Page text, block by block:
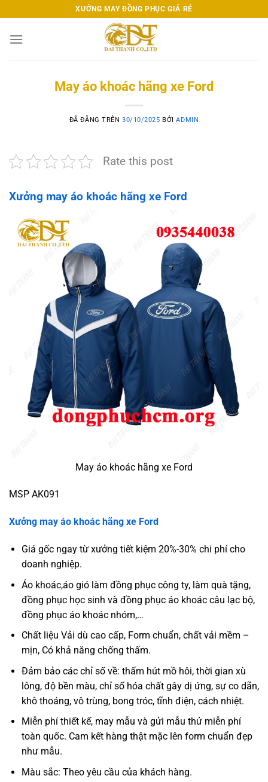
đến
nội
XƯỞNG MAY ĐỒNG PHỤC GIÁ RẺ
May áo khoác hãng xe Ford
ĐÃ ĐĂNG TRÊN30/10/2025 BỞIADMIN
Rate this post
Xưởng may áo khoác hãng xe Ford
May áo khoác hãng xe Ford
MSP AK091
Xưởng may áo khoác hãng xe Ford
Giá gốc ngay từ xưởng tiết kiệm 20%-30% chi phí cho
doanh nghiệp.
Áo khoác,áo gió làm đồng phục công ty, làm quà tặng,
đồng phục học sinh và đồng phục áo khoác câu lạc bộ,
đồng phục áo khoác nhóm,…
Chất liệu Vải dù cao cấp, Form chuẩn, chất vải mềm –
mịn, Có khả năng chống thấm.
Đảm bảo các chỉ số về: thấm hút mồ hôi, thời gian xù
lông, độ bền màu, chỉ số hóa chất gây dị ứng, sự co dãn,
khô thoáng, vô trùng, bong tróc, tĩnh điện, cách nhiệt.
Miễn phí thiết kế, may mẫu và gửi mẫu thử miễn phí
toàn quốc. Cam kết hàng thật mặc lên form chuẩn đẹp
như mẫu.
Màu sắc: Theo yêu cầu của khách hàng.